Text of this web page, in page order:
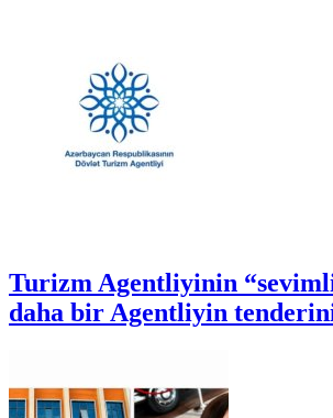
Turizm Agentliyinin
daha bir Agentliyin